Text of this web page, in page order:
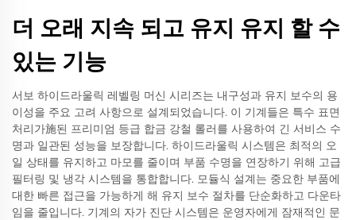
더 오래 지속 되고 유지 유지 할 수
있는 기능
서보 하이드라울릭 레벨링 머신 시리즈는 내구성과 유지 보수의 용
이성을 주요 고려 사항으로 설계되었습니다. 이 기계들은 특수 표면
처리가施된 프리미엄 등급 합금 강철 롤러를 사용하여 긴 서비스 수
명과 일관된 성능을 보장합니다. 하이드라울릭 시스템은 최적의 오
일 상태를 유지하고 마모를 줄이며 부품 수명을 연장하기 위해 고급
필터링 및 냉각 시스템을 통합합니다. 모듈식 설계는 중요한 부품에
대한 빠른 접근을 가능하게 해 유지 보수 절차를 단순화하고 다운타
임을 줄입니다. 기계의 자가 진단 시스템은 운영자에게 잠재적인 문